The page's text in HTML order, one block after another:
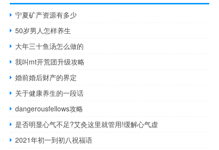
宁夏矿产资源有多少
50岁男人怎样养生
大年三十鱼汤怎么做的
我叫mt开荒团升级攻略
婚前婚后财产的界定
关于健康养生的一段话
dangerousfellows攻略
是否明显心气不足?艾灸这里就管用!缓解心气虚
2021年初一到初八祝福语